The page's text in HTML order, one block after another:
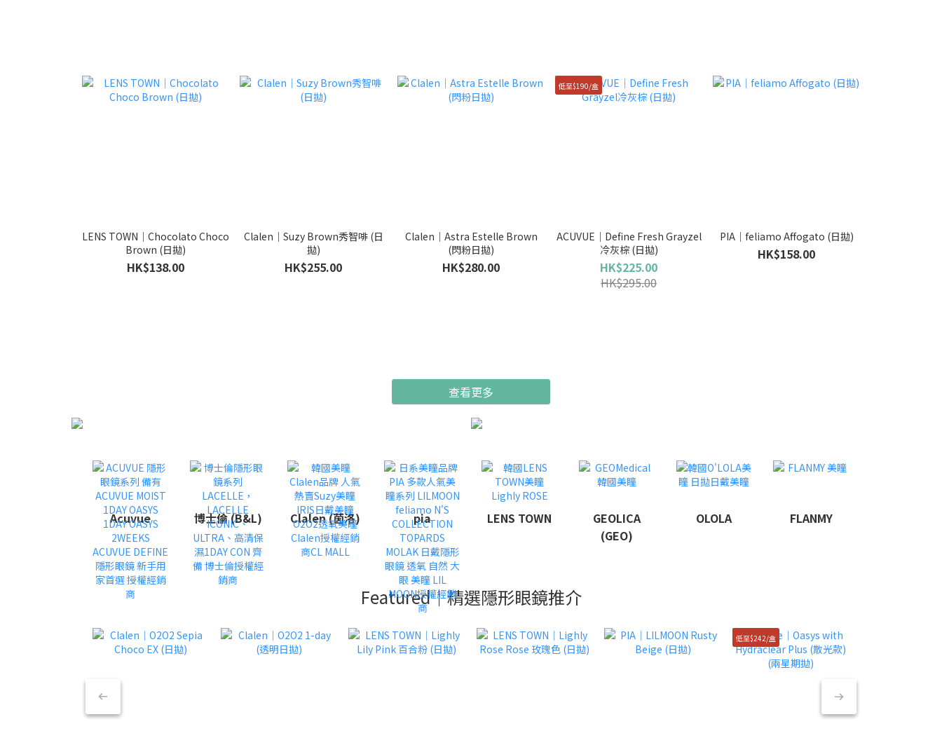
LENS TOWN｜Chocolato Choco
Brown (日拋)
HK$138.00
Clalen｜Suzy Brown秀智啡 (日
拋)
HK$255.00
Clalen｜Astra Estelle Brown
(閃粉日拋)
HK$280.00
低至$190/盒
ACUVUE｜Define Fresh Grayzel
冷灰棕 (日拋)
HK$225.00
HK$295.00
PIA｜feliamo Affogato (日拋)
HK$158.00
查看更多
Acuvue 博士倫 (B&L) Clalen (茵洛) pia LENS TOWN
GEOLICA
(GEO)
OLOLA FLANMY
Featured｜精選隱形眼鏡推介
低至$242/盒